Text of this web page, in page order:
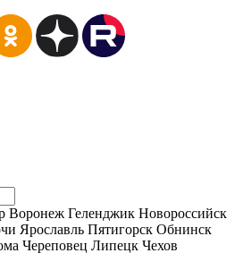
Воронеж Геленджик Новороссийск
Ярославль Пятигорск Обнинск
Череповец Липецк Чехов